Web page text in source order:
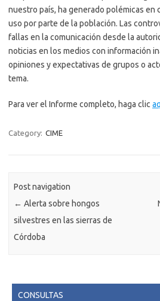
nuestro país, ha generado polémicas en
uso por parte de la población. Las
fallas en la comunicación desde la
noticias en los medios con información
opiniones y expectativas de grupos o
tema.
Para ver el Informe completo, haga clic
Category: CIME
Post navigation
← Alerta sobre hongos
silvestres en las sierras de
Córdoba
CONSULTAS